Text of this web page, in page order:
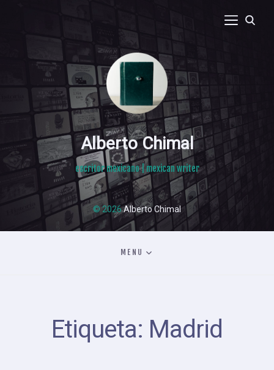
Alberto Chimal
escritor mexicano | mexican writer
© 2026Alberto Chimal
MENU
Etiqueta: Madrid